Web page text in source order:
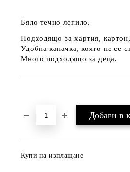
Бяло течно лепило.
Подходящо за хартия,
Удобна капачка, която не се
Много подходящо за деца.
Купи на изплащане